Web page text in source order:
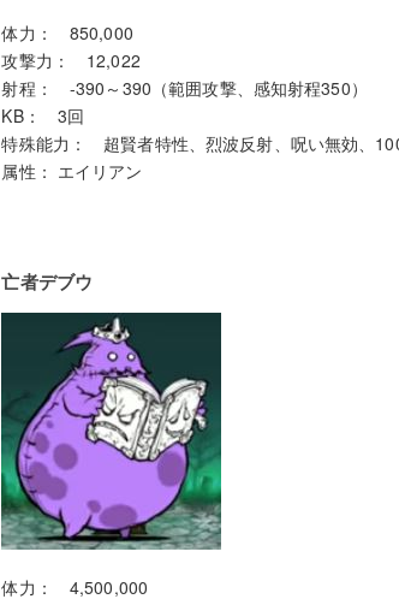
体力： 850,000
攻撃力： 12,022
射程： -390～390（範囲攻撃、感知射程350）
KB： 3回
特殊能力： 超賢者特性、烈波反射、呪い無効、
属性： エイリアン
亡者デブウ
体力： 4,500,000